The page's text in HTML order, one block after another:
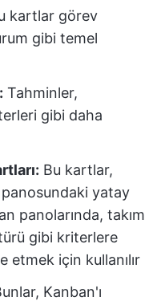
kartlar görev
gibi temel
Tahminler,
gibi daha
Bu kartlar,
yatay
panolarında, takım
gibi kriterlere
için kullanılır
Kanban'ı